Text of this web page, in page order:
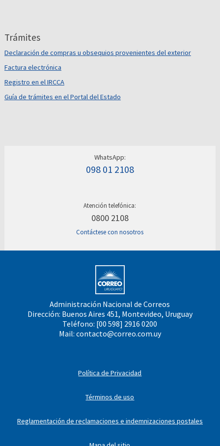
Trámites
Declaración de compras u obsequios provenientes del exterior
Factura electrónica
Registro en el IRCCA
Guía de trámites en el Portal del Estado
WhatsApp:
098 01 2108
Atención telefónica:
0800 2108
Contáctese con nosotros
Administración Nacional de Correos
Dirección: Buenos Aires 451, Montevideo, Uruguay
Teléfono: [00 598] 2916 0200
Mail: contacto@correo.com.uy
Política de Privacidad
Términos de uso
Reglamentación de reclamaciones e indemnizaciones postales